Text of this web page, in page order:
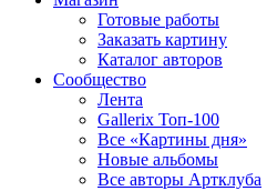
Готовые работы
Заказать картину
Каталог авторов
Сообщество
Лента
Gallerix Топ-100
Все «Картины дня»
Новые альбомы
Все авторы Артклуба